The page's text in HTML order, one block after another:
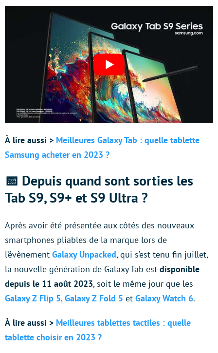
À lire aussi > Meilleures Galaxy Tab : quelle tablette
Samsung acheter en 2023 ?
📅 Depuis quand sont sorties les
Tab S9, S9+ et S9 Ultra ?
Après avoir été présentée aux côtés des nouveaux
smartphones pliables de la marque lors de
l’évènement Galaxy Unpacked, qui s’est tenu fin juillet,
la nouvelle génération de Galaxy Tab est disponible
depuis le 11 août 2023, soit le même jour que les
Galaxy Z Flip 5,Galaxy Z Fold 5 et Galaxy Watch 6.
À lire aussi > Meilleures tablettes tactiles : quelle
tablette choisir en 2023 ?